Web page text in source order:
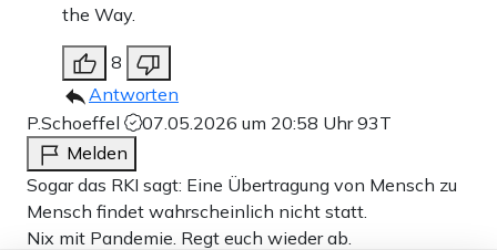
the Way.
8
Antworten
P.Schoeffel
07.05.2026 um 20:58 Uhr93T
Melden
Sogar das RKI sagt: Eine Übertragung von Mensch zu
Mensch findet wahrscheinlich nicht statt.
Nix mit Pandemie. Regt euch wieder ab.